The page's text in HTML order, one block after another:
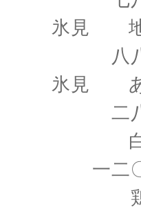
氷見
八八
氷見
二八
白
一二〇
鶏か